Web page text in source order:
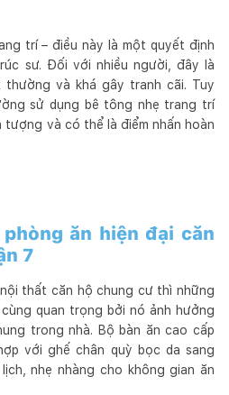
trí – điều này là một quyết định
sư. Đối với nhiều người, đây là
và khá gây tranh cãi. Tuy
sử dụng bê tông nhẹ trang trí
tượng và có thể là điểm nhấn hoàn
ăn hiện đại căn
7
thất căn hộ chung cư thì những
quan trọng bởi nó ảnh hưởng
trong nhà. Bộ bàn ăn cao cấp
với ghế chân quỳ bọc da sang
nhẹ nhàng cho không gian ăn